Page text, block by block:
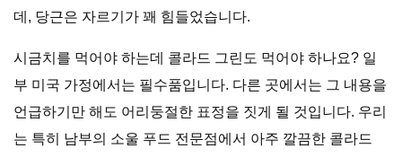
데, 당근은 자르기가 꽤 힘들었습니다.
시금치를 먹어야 하는데 콜라드 그린도 먹어야 하나요? 일
부 미국 가정에서는 필수품입니다. 다른 곳에서는 그 내용을
언급하기만 해도 어리둥절한 표정을 짓게 될 것입니다. 우리
는 특히 남부의 소울 푸드 전문점에서 아주 깔끔한 콜라드